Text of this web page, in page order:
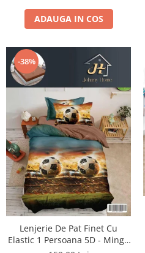
ADAUGA IN COS
-38%
Lenjerie De Pat Finet Cu
Elastic 1 Persoana 5D - Minge